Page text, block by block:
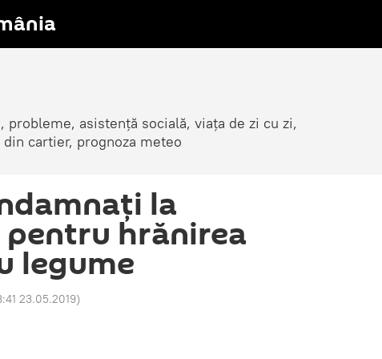
asistență socială, viața de zi cu zi,
cartier, prognoza meteo
la
hrănirea
legume
23.05.2019)